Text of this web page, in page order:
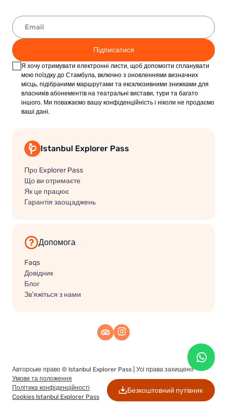
Підписатися
Я хочу отримувати електронні листи, щоб допомогти спланувати
мою поїздку до Стамбула, включно з оновленнями визначних
місць, підібраними маршрутами та ексклюзивними знижками для
власників абонементів на театральні вистави, тури та багато
іншого. Ми поважаємо вашу конфіденційність і ніколи не продаємо
ваші дані.
Istanbul Explorer Pass
Про Explorer Pass
Що ви отримаєте
Як це працює
Гарантія заощаджень
Допомога
Faqs
Довідник
Блог
Зв’яжіться з нами
Авторське право © Istanbul Explorer Pass | Усі права захищено
Умови та положення
Політика конфіденційності
Cookies Istanbul Explorer Pass
Безкоштовний путівник